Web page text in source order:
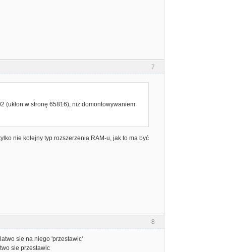
7
(ukłon w stronę 65816), niż domontowywaniem
nie kolejny typ rozszerzenia RAM-u, jak to ma być
8
sie na niego 'przestawic'
sie przestawic